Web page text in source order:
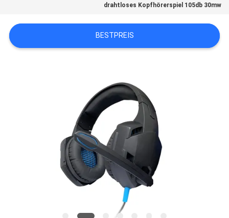
ZITAT
drahtloses Kopfhörerspiel 105db 30mw
BESTPREIS